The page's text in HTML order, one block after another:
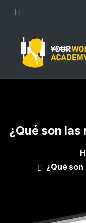
¿Qué son las
¿Qué son